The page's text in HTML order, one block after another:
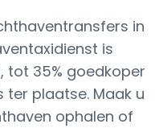
in
is
tot 35% goedkoper
plaatse. Maak u
ophalen of